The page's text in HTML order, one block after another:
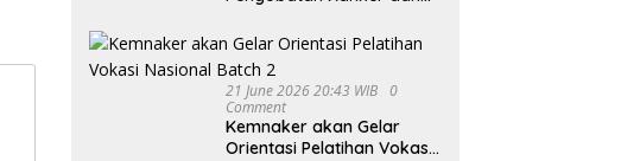
21 June 2026 20:43 WIB
0
Comment
Kemnaker akan Gelar
Orientasi Pelatihan Vokasi